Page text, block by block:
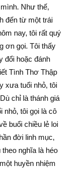
Như thế,
đến từ một trái
nay, tôi rất quý
ơn gọi. Tôi thấy
đổi hoặc đánh
Tình Thơ Thập
xưa tuổi nhỏ, tôi
chỉ là thánh giá
nhỏ, tôi gọi là cô
buổi chiều lẻ loi
đời linh mục,
nghĩa là héo
huyền nhiệm